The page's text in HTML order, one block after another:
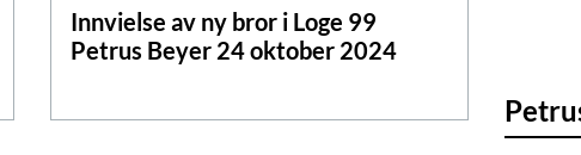
Innvielse av ny bror i Loge 99
Petrus Beyer 24 oktober 2024